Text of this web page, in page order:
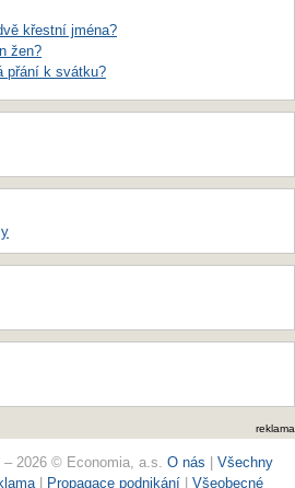
křestní jména?
žen?
přání k svátku?
reklama
– 2026 © Economia, a.s. O nás
Všechny
Propagace podnikání| Všeobecné